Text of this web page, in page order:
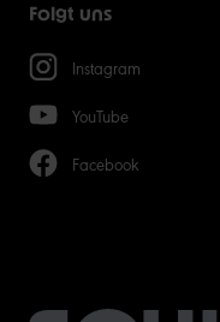
Folgt uns
Instagram
YouTube
Facebook